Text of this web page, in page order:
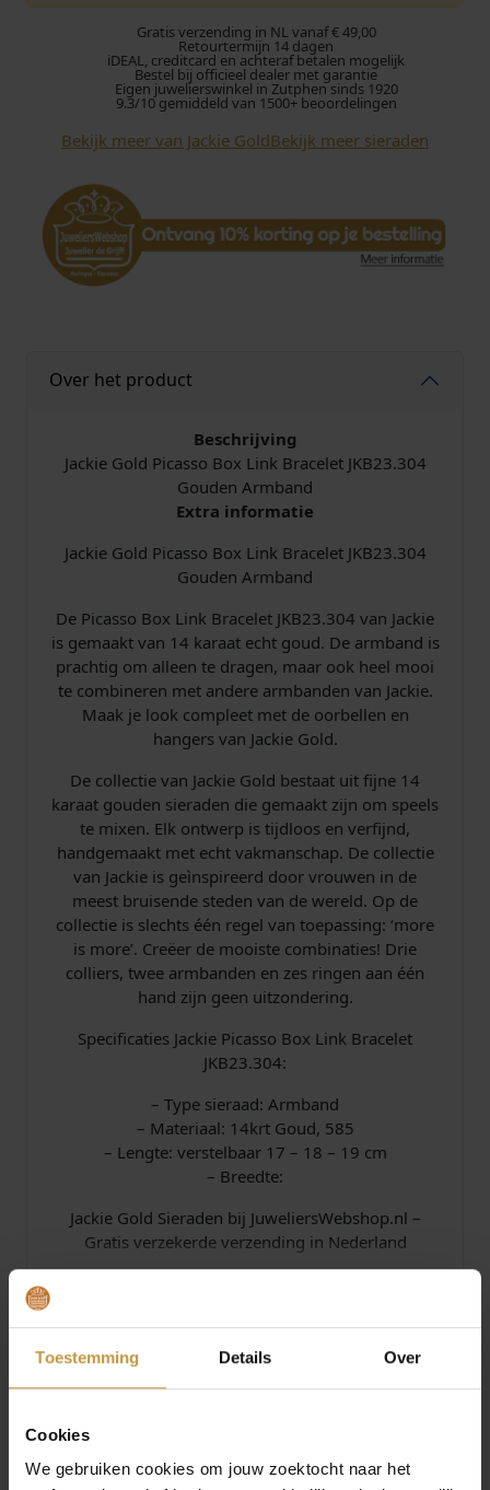
Toestemming Details Over
Cookies
We gebruiken cookies om jouw zoektocht naar het
Gratis verzending in NL vanaf € 49,00
Retourtermijn 14 dagen
iDEAL, creditcard en achteraf betalen mogelijk
Bestel bij officieel dealer met garantie
Eigen juwelierswinkel in Zutphen sinds 1920
9.3/10 gemiddeld van 1500+ beoordelingen
Bekijk meer van Jackie GoldBekijk meer sieraden
Over het product
Beschrijving
Jackie Gold Picasso Box Link Bracelet JKB23.304
Gouden Armband
Extra informatie
Jackie Gold Picasso Box Link Bracelet JKB23.304
Gouden Armband
De Picasso Box Link Bracelet JKB23.304 van Jackie
is gemaakt van 14 karaat echt goud. De armband is
prachtig om alleen te dragen, maar ook heel mooi
te combineren met andere armbanden van Jackie.
Maak je look compleet met de oorbellen en
hangers van Jackie Gold.
De collectie van Jackie Gold bestaat uit fijne 14
karaat gouden sieraden die gemaakt zijn om speels
te mixen. Elk ontwerp is tijdloos en verfijnd,
handgemaakt met echt vakmanschap. De collectie
van Jackie is geìnspireerd door vrouwen in de
meest bruisende steden van de wereld. Op de
collectie is slechts één regel van toepassing: ‘more
is more’. Creëer de mooiste combinaties! Drie
colliers, twee armbanden en zes ringen aan één
hand zijn geen uitzondering.
Specificaties Jackie Picasso Box Link Bracelet
JKB23.304:
– Type sieraad: Armband
– Materiaal: 14krt Goud, 585
– Lengte: verstelbaar 17 – 18 – 19 cm
– Breedte:
Jackie Gold Sieraden bij JuweliersWebshop.nl –
Gratis verzekerde verzending in Nederland
Over Jackie Gold